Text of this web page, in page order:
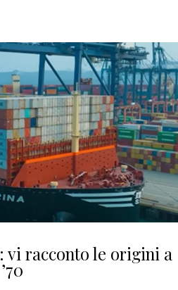
vi racconto le origini a